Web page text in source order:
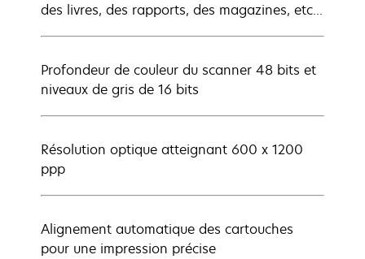
des livres, des rapports, des magazines, etc...
Profondeur de couleur du scanner 48 bits et
niveaux de gris de 16 bits
Résolution optique atteignant 600 x 1200
ppp
Alignement automatique des cartouches
pour une impression précise